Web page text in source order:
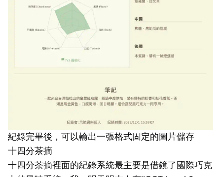
紀錄完畢後，可以輸出一張格式固定的圖片儲存
十四分茶摘
十四分茶摘裡面的紀錄系統最主要是借鏡了國際巧克